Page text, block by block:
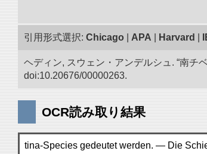
引用形式選択: Chicago APA Harvard
ヘディン, スウェン・アンデルシュ. “南チ
doi:10.20676/00000263.
OCR読み取り結果
tina-Species gedeutet werden. — Die